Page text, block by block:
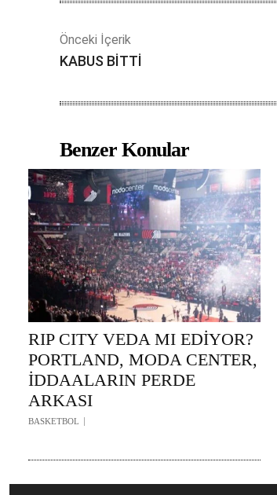
Önceki İçerik
KABUS BİTTİ
Benzer Konular
RIP CITY VEDA MI EDİYOR?
PORTLAND, MODA CENTER,
İDDAALARIN PERDE
ARKASI
BASKETBOL